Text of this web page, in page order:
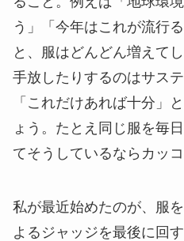
う」「今年はこれが流行
と、服はどんどん増えて
手放したりするのはサス
「これだけあれば十分」
ょう。たとえ同じ服を毎
てそうしているならカッ
私が最近始めたのが、服
よるジャッジを最後に回